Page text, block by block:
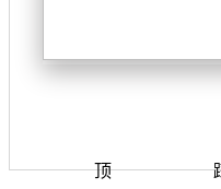
顶